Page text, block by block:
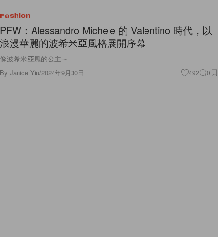
Fashion
PFW：Alessandro Michele 的 Valentino 時代，以
浪漫華麗的波希米亞風格展開序幕
像波希米亞風的公主～
By Janice Yiu/2024年9月30日 492 0